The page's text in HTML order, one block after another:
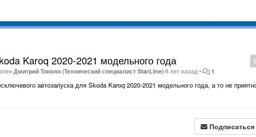
0
Karoq 2020-2021 модельного года
Дмитрий Тонoян (Технический специалист StarLine)6 лет назад• 1
автозапуска для Skoda Karoq 2020-2021 модельного года, а то не
Подписаться